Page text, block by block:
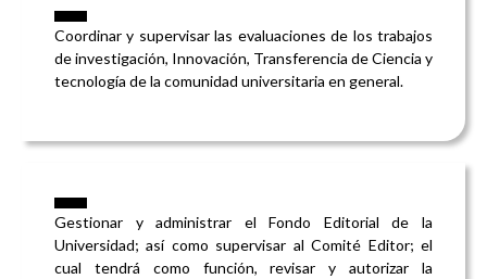
Coordinar y supervisar las evaluaciones de los trabajos
de investigación, Innovación, Transferencia de Ciencia y
tecnología de la comunidad universitaria en general.
Gestionar y administrar el Fondo Editorial de la
Universidad; así como supervisar al Comité Editor; el
cual tendrá como función, revisar y autorizar la